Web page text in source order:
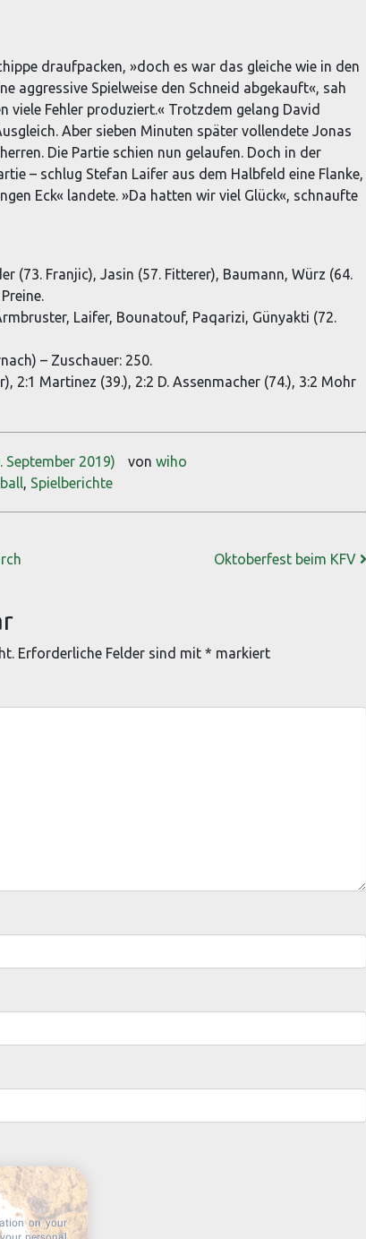
draufpacken, »doch es war das gleiche wie in den
aggressive Spielweise den Schneid abgekauft«, sah
viele Fehler produziert.« Trotzdem gelang David
Aber sieben Minuten später vollendete Jonas
Die Partie schien nun gelaufen. Doch in der
– schlug Stefan Laifer aus dem Halbfeld eine Flanke,
Eck« landete. »Da hatten wir viel Glück«, schnaufte
(73. Franjic), Jasin (57. Fitterer), Baumann, Würz (64.
Laifer, Bounatouf, Paqarizi, Günyakti (72.
– Zuschauer: 250.
2:1 Martinez (39.), 2:2 D. Assenmacher (74.), 3:2 Mohr
September 2019) von wiho
, Spielberichte
Oktoberfest beim KFV
Erforderliche Felder sind mit * markiert
on your